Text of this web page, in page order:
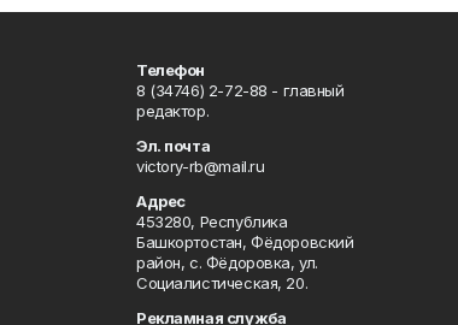
Телефон
8 (34746) 2-72-88 - главный
редактор.
Эл. почта
victory-rb@mail.ru
Адрес
453280, Республика
Башкортостан, Фёдоровский
район, с. Фёдоровка, ул.
Социалистическая, 20.
Рекламная служба